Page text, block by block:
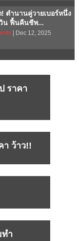
! ตำนานคู่วายเบอร์หนึ่ง
น ฟื้นคืนชีพ...
| Dec 12, 2025
ราคา
า ว้าว!!
ทำ